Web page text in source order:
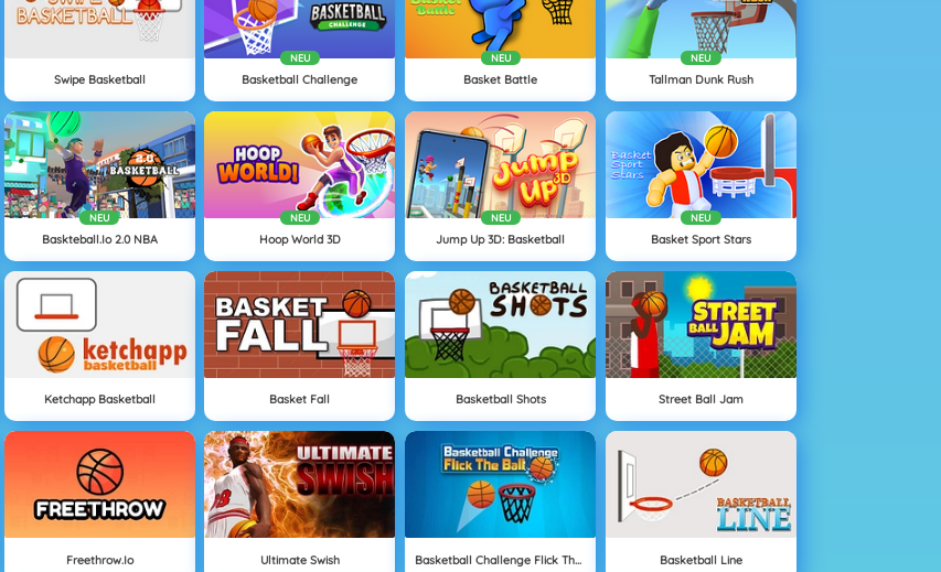
Swipe Basketball
NEU
Basketball Challenge
NEU
Basket Battle
NEU
Tallman Dunk Rush
NEU
Baskteball.io 2.0 NBA
NEU
Hoop World 3D
NEU
Jump Up 3D: Basketball
NEU
Basket Sport Stars
Ketchapp Basketball Basket Fall Basketball Shots Street Ball Jam
Freethrow.io Ultimate Swish Basketball Challenge Flick The Ball Basketball Line